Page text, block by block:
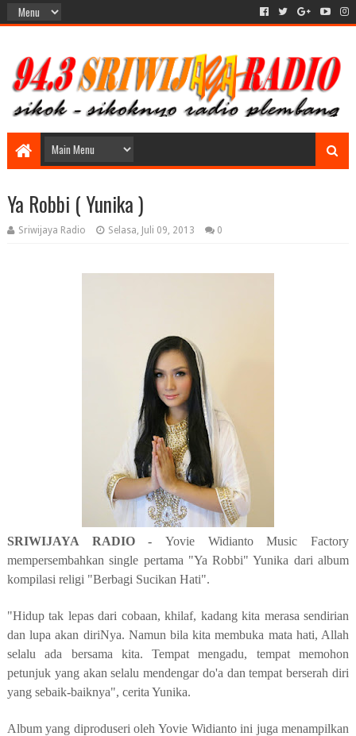
Ya Robbi ( Yunika )
Sriwijaya Radio Selasa, Juli 09, 2013 0
SRIWIJAYA RADIO - Yovie Widianto Music Factory
mempersembahkan single pertama "Ya Robbi" Yunika dari album
kompilasi religi "Berbagi Sucikan Hati".
"Hidup tak lepas dari cobaan, khilaf, kadang kita merasa sendirian
dan lupa akan diriNya. Namun bila kita membuka mata hati, Allah
selalu ada bersama kita. Tempat mengadu, tempat memohon
petunjuk yang akan selalu mendengar do'a dan tempat berserah diri
yang sebaik-baiknya", cerita Yunika.
Album yang diproduseri oleh Yovie Widianto ini juga menampilkan